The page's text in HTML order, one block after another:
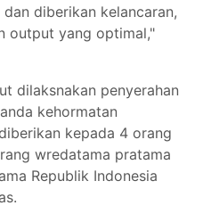
diberikan kelancaran,
output yang optimal,"
dilaksnakan penyerahan
kehormatan
kepada 4 orang
wredatama pratama
Republik Indonesia